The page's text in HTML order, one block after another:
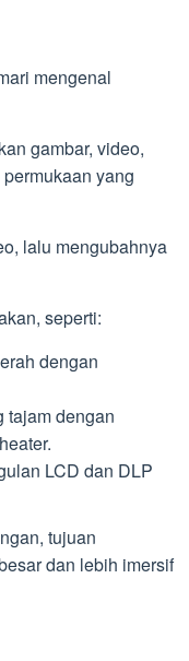
mengenal
gambar, video,
yang
lalu mengubahnya
seperti:
dengan
tajam dengan
LCD dan DLP
tujuan
dan lebih imersif